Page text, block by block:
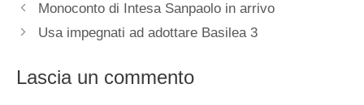
Monoconto di Intesa Sanpaolo in arrivo
Usa impegnati ad adottare Basilea 3
Lascia un commento